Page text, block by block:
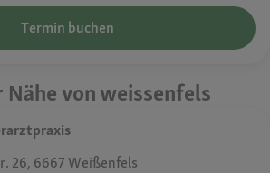
Termin buchen
Nähe von weissenfels
26, 6667 Weißenfels